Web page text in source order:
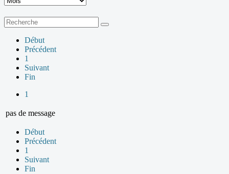
Début
Précédent
1
Suivant
Fin
1
pas de message
Début
Précédent
1
Suivant
Fin